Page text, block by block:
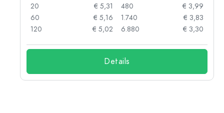
20
€ 5,31
60
€ 5,16
120
€ 5,02
480
€ 3,99
1.740
€ 3,83
6.880
€ 3,30
Details